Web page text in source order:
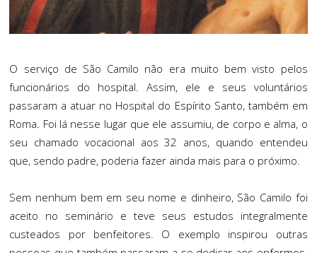
O serviço de São Camilo não era muito bem visto pelos
funcionários do hospital. Assim, ele e seus voluntários
passaram a atuar no Hospital do Espírito Santo, também em
Roma. Foi lá nesse lugar que ele assumiu, de corpo e alma, o
seu chamado vocacional aos 32 anos, quando entendeu
que, sendo padre, poderia fazer ainda mais para o próximo.
Sem nenhum bem em seu nome e dinheiro, São Camilo foi
aceito no seminário e teve seus estudos integralmente
custeados por benfeitores. O exemplo inspirou outras